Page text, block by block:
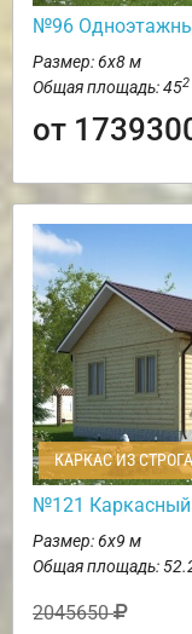
№96
Размер: 6х8 м
Общая площадь: 452
от
КАРКАС ИЗ
№121
Размер: 6х9 м
Общая площадь:
2045650